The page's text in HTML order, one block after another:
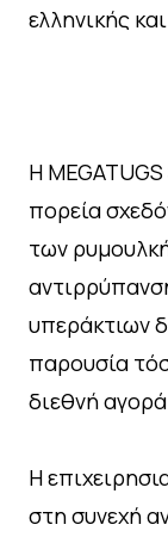
ελληνικής
Η
πορεία
των
υπεράκτιων
παρουσία
διεθνή
Η
στη συνεχή